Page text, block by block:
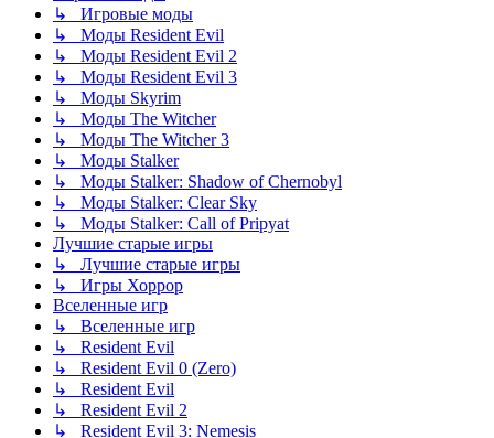
↳ Игровые моды
↳ Моды Resident Evil
↳ Моды Resident Evil 2
↳ Моды Resident Evil 3
↳ Моды Skyrim
↳ Моды The Witcher
↳ Моды The Witcher 3
↳ Моды Stalker
↳ Моды Stalker: Shadow of Chernobyl
↳ Моды Stalker: Clear Sky
↳ Моды Stalker: Call of Pripyat
Лучшие старые игры
↳ Лучшие старые игры
↳ Игры Хоррор
Вселенные игр
↳ Вселенные игр
↳ Resident Evil
↳ Resident Evil 0 (Zero)
↳ Resident Evil
↳ Resident Evil 2
↳ Resident Evil 3: Nemesis